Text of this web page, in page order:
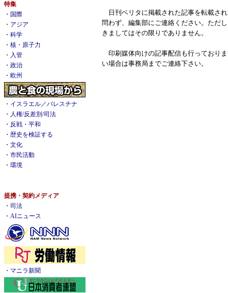
特集
・ 国際
・ アジア
・ 科学
・ 核・原子力
・ 入管
・ 政治
・ 欧州
・ イスラエル／パレスチナ
・ 人権/反差別/司法
・ 反戦・平和
・ 歴史を検証する
・ 文化
・ 市民活動
・ 環境
提携・契約メディア
・ 司法
・ AIニュース
・ マニラ新聞
日刊ベリタに掲載された記事を転載さ
問わず、編集部にご連絡ください。ただ
きましてはその限りでありません。
印刷媒体向けの記事配信も行っており
い場合は事務局までご連絡下さい。